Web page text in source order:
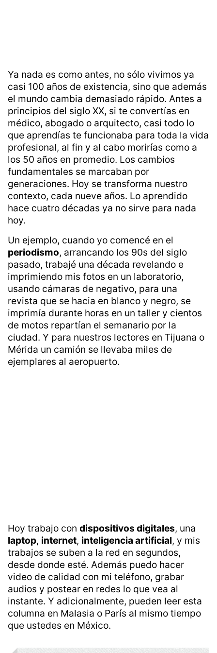
Ya nada es como antes, no sólo vivimos ya
casi 100 años de existencia, sino que además
el mundo cambia demasiado rápido. Antes a
principios del siglo XX, si te convertías en
médico, abogado o arquitecto, casi todo lo
que aprendías te funcionaba para toda la vida
profesional, al fin y al cabo morirías como a
los 50 años en promedio. Los cambios
fundamentales se marcaban por
generaciones. Hoy se transforma nuestro
contexto, cada nueve años. Lo aprendido
hace cuatro décadas ya no sirve para nada
hoy.
Un ejemplo, cuando yo comencé en el
periodismo, arrancando los 90s del siglo
pasado, trabajé una década revelando e
imprimiendo mis fotos en un laboratorio,
usando cámaras de negativo, para una
revista que se hacia en blanco y negro, se
imprimía durante horas en un taller y cientos
de motos repartían el semanario por la
ciudad. Y para nuestros lectores en Tijuana o
Mérida un camión se llevaba miles de
ejemplares al aeropuerto.
Hoy trabajo con dispositivos digitales, una
laptop, internet, inteligencia artificial, y mis
trabajos se suben a la red en segundos,
desde donde esté. Además puedo hacer
video de calidad con mi teléfono, grabar
audios y postear en redes lo que vea al
instante. Y adicionalmente, pueden leer esta
columna en Malasia o París al mismo tiempo
que ustedes en México.